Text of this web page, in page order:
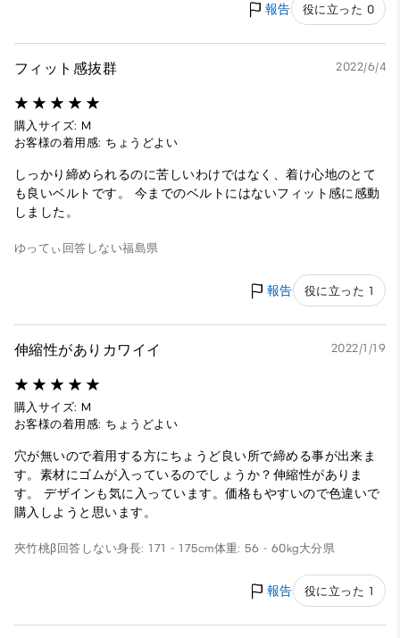
報告 役に立った 0
フィット感抜群 2022/6/4
購入サイズ: M
お客様の着用感: ちょうどよい
しっかり締められるのに苦しいわけではなく、着け心地のとて
も良いベルトです。 今までのベルトにはないフィット感に感動
しました。
ゆってぃ 回答しない福島県
報告 役に立った 1
伸縮性がありカワイイ 2022/1/19
購入サイズ: M
お客様の着用感: ちょうどよい
穴が無いので着用する方にちょうど良い所で締める事が出来ま
す。素材にゴムが入っているのでしょうか？伸縮性がありま
す。 デザインも気に入っています。価格もやすいので色違いで
購入しようと思います。
夾竹桃β 回答しない身長: 171 - 175cm体重: 56 - 60kg大分県
報告 役に立った 1